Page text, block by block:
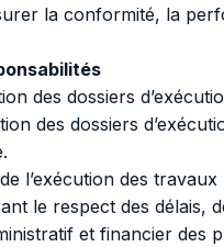
la conformité, la
des dossiers
des dossiers
l’exécution des
le respect des délais,
et financier des